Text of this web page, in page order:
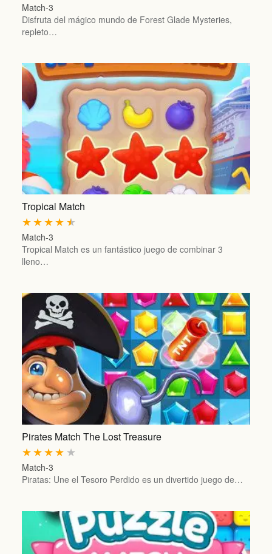
Match-3
Disfruta del mágico mundo de Forest Glade Mysteries,
repleto…
Tropical Match
★
★
★
★
★
Match-3
Tropical Match es un fantástico juego de combinar 3
lleno…
Pirates Match The Lost Treasure
★
★
★
★
★
Match-3
Piratas: Une el Tesoro Perdido es un divertido juego de…